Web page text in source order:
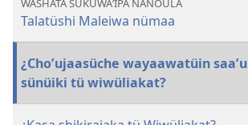
WASHATA SUKUWAʼIPA NANOULA
Talatüshi Maleiwa nümaa
¿Choʼujaasüche wayaawatüin saaʼu
sünüiki tü wiwüliakat?